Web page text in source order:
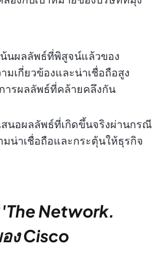
น้นผลลัพธ์ที่พิสูจน์แล้วของ
เกี่ยวข้องและน่าเชื่อถือสูง
ารผลลัพธ์ที่คล้ายคลึงกัน
สนอผลลัพธ์ที่เกิดขึ้นจริงผ่านกรณี
มน่าเชื่อถือและกระตุ้นให้ธุรกิจ
Network.
ง Cisco